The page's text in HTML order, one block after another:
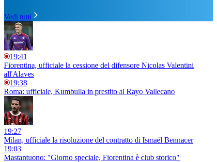
Vedi tutti
19:41
Fiorentina, ufficiale la cessione del difensore Nicolas Valentini
all'Alaves
19:38
Roma: ufficiale, Kumbulla in prestito al Rayo Vallecano
19:27
Milan, ufficiale la risoluzione del contratto di Ismaël Bennacer
19:03
Mastantuono: "Giorno speciale, Fiorentina è club storico"